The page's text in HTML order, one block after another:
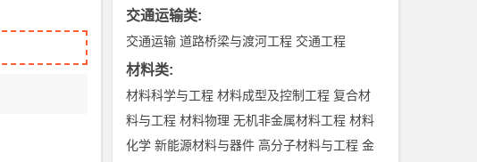
交通运输类:
交通运输 道路桥梁与渡河工程 交通工程
材料类:
材料科学与工程 材料成型及控制工程 复合材
料与工程 材料物理 无机非金属材料工程 材料
化学 新能源材料与器件 高分子材料与工程 金